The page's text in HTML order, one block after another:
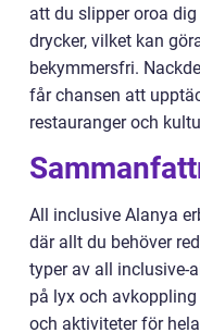
att du slipper oroa
drycker, vilket kan
bekymmersfri.
får chansen att
restauranger och
All inclusive Alanya
där allt du behöver
typer av all inclusive-
på lyx och
och aktiviteter för